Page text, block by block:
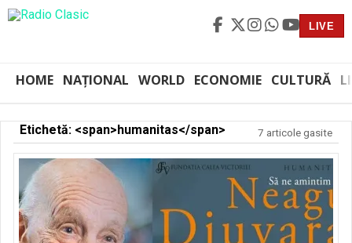
LIVE
HOME NAȚIONAL WORLD ECONOMIE CULTURĂ
Etichetă: <span>humanitas</span> 7 articole gasite